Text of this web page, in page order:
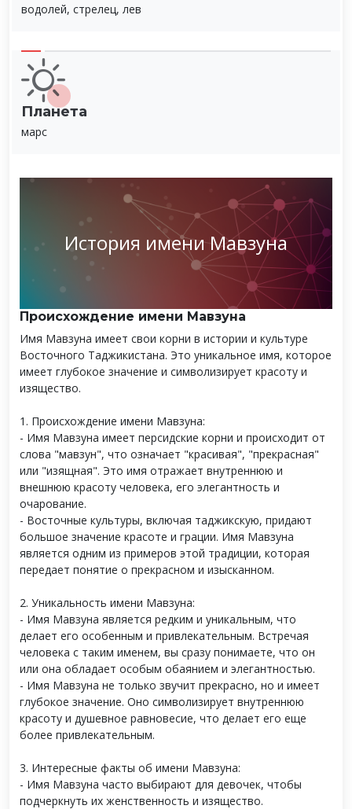
водолей, стрелец, лев
Планета
марс
История имени Мавзуна
Происхождение имени Мавзуна
Имя Мавзуна имеет свои корни в истории и культуре
Восточного Таджикистана. Это уникальное имя, которое
имеет глубокое значение и символизирует красоту и
изящество.
1. Происхождение имени Мавзуна:
- Имя Мавзуна имеет персидские корни и происходит от
слова "мавзун", что означает "красивая", "прекрасная"
или "изящная". Это имя отражает внутреннюю и
внешнюю красоту человека, его элегантность и
очарование.
- Восточные культуры, включая таджикскую, придают
большое значение красоте и грации. Имя Мавзуна
является одним из примеров этой традиции, которая
передает понятие о прекрасном и изысканном.
2. Уникальность имени Мавзуна:
- Имя Мавзуна является редким и уникальным, что
делает его особенным и привлекательным. Встречая
человека с таким именем, вы сразу понимаете, что он
или она обладает особым обаянием и элегантностью.
- Имя Мавзуна не только звучит прекрасно, но и имеет
глубокое значение. Оно символизирует внутреннюю
красоту и душевное равновесие, что делает его еще
более привлекательным.
3. Интересные факты об имени Мавзуна:
- Имя Мавзуна часто выбирают для девочек, чтобы
подчеркнуть их женственность и изящество.